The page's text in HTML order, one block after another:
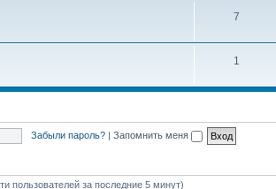
7
1
Забыли пароль? | Запомнить меня
пользователей за последние 5 минут)